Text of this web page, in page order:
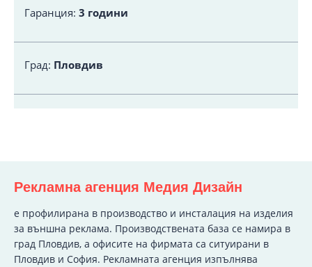
Гаранция: 3 години
Град: Пловдив
Рекламна агенция Медия Дизайн
e профилирана в производство и инсталация на изделия
за външна реклама. Производствената база се намира в
град Пловдив, а офисите на фирмата са ситуирани в
Пловдив и София. Рекламната агенция изпълнява